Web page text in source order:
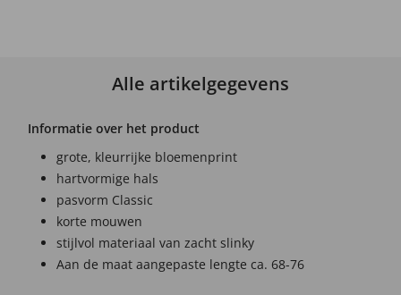
Alle artikelgegevens
Informatie over het product
grote, kleurrijke bloemenprint
hartvormige hals
pasvorm Classic
korte mouwen
stijlvol materiaal van zacht slinky
Aan de maat aangepaste lengte ca. 68-76